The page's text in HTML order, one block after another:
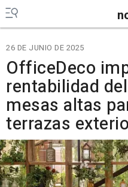
26 DE JUNIO DE 2025
OfficeDeco
rentabilidad
mesas altas
terrazas